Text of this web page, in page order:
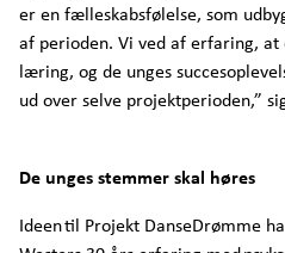
er en fælleskabsfølelse, som
af perioden. Vi ved af erfaring,
læring, og de unges
ud over selve projektperioden,”
De unges stemmer skal høres
Ideen til Projekt DanseDrømme